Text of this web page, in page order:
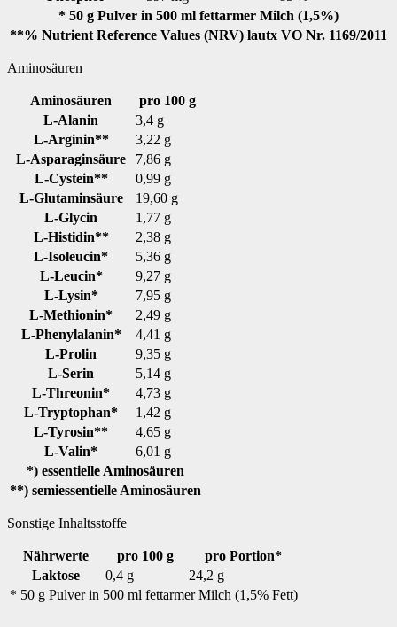
* 50 g Pulver in 500 ml fettarmer Milch (1,5%)
**% Nutrient Reference Values (NRV) lautx VO Nr. 1169/2011
Aminosäuren
Aminosäuren
pro 100 g
L-Alanin
3,4 g
L-Arginin**
3,22 g
L-Asparaginsäure
7,86 g
L-Cystein**
0,99 g
L-Glutaminsäure
19,60 g
L-Glycin
1,77 g
L-Histidin**
2,38 g
L-Isoleucin*
5,36 g
L-Leucin*
9,27 g
L-Lysin*
7,95 g
L-Methionin*
2,49 g
L-Phenylalanin*
4,41 g
L-Prolin
9,35 g
L-Serin
5,14 g
L-Threonin*
4,73 g
L-Tryptophan*
1,42 g
L-Tyrosin**
4,65 g
L-Valin*
6,01 g
*) essentielle Aminosäuren
**) semiessentielle Aminosäuren
Sonstige Inhaltsstoffe
Nährwerte pro 100 g
pro Portion*
Laktose
0,4 g
24,2 g
* 50 g Pulver in 500 ml fettarmer Milch (1,5% Fett)